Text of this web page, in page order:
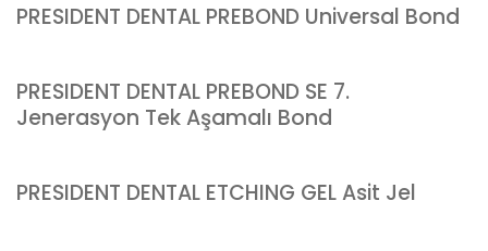
PRESIDENT DENTAL PREBOND Universal Bond
PRESIDENT DENTAL PREBOND SE 7.
Jenerasyon Tek Aşamalı Bond
PRESIDENT DENTAL ETCHING GEL Asit Jel